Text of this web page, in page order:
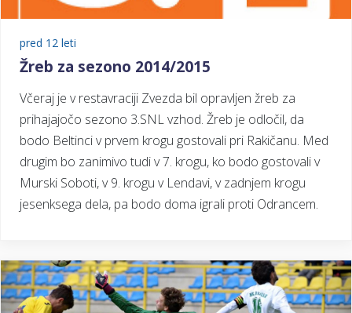
pred 12 leti
Žreb za sezono 2014/2015
Včeraj je v restavraciji Zvezda bil opravljen žreb za
prihajajočo sezono 3.SNL vzhod. Žreb je odločil, da
bodo Beltinci v prvem krogu gostovali pri Rakičanu. Med
drugim bo zanimivo tudi v 7. krogu, ko bodo gostovali v
Murski Soboti, v 9. krogu v Lendavi, v zadnjem krogu
jesenksega dela, pa bodo doma igrali proti Odrancem.